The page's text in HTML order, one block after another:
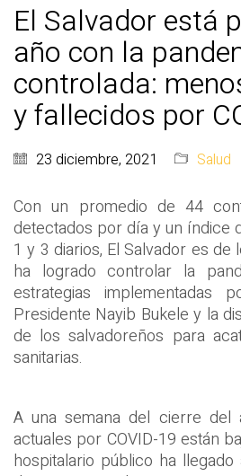
El Salvador está
año con la
controlada:
y fallecidos por
23 diciembre, 2021 Salud
Con un promedio de 44
detectados por día y un índice
1 y 3 diarios, El Salvador es
ha logrado controlar la
estrategias implementadas
Presidente Nayib Bukele y la
de los salvadoreños para
sanitarias.
A una semana del cierre del
actuales por COVID-19 están
hospitalario público ha